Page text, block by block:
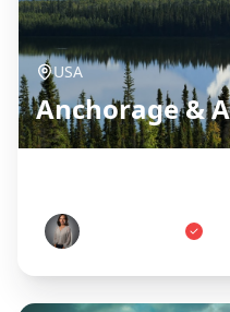
USA
Anchorage &